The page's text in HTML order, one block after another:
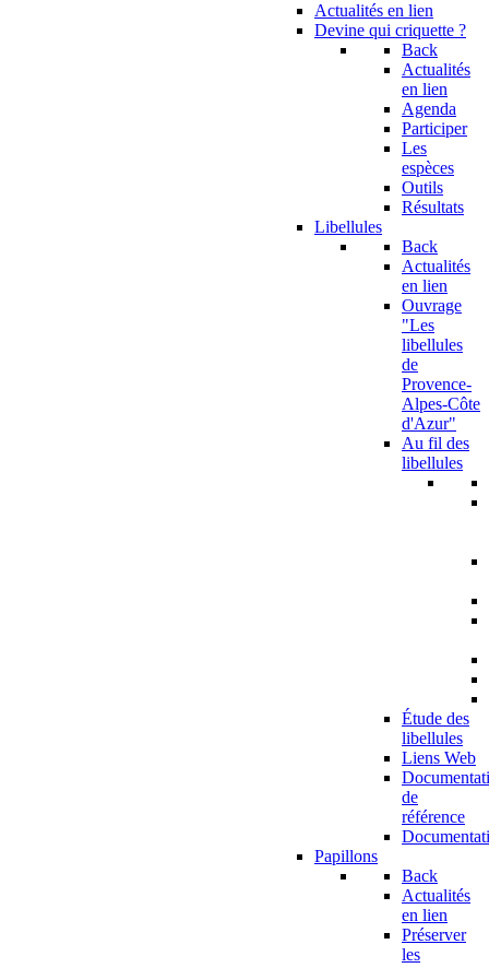
Actualités en lien
Devine qui criquette ?
Back
Actualités
en lien
Agenda
Participer
Les
espèces
Outils
Résultats
Libellules
Back
Actualités
en lien
Ouvrage
"Les
libellules
de
Provence-
Alpes-Côte
d'Azur"
Au fil des
libellules
Étude des
libellules
Liens Web
de
référence
Papillons
Back
Actualités
en lien
Préserver
les